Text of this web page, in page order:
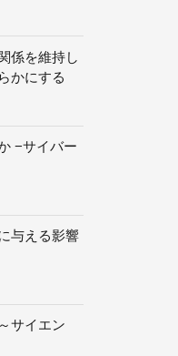
係を維持し
かにする
−サイバー
与える影響
サイエン